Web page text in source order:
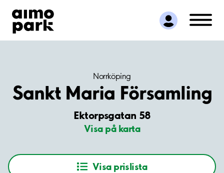
Hitta parkering
Samarbete
Kundservice
Norrköping
Sankt Maria Församling
Ektorpsgatan 58
Visa på karta
Visa prislista